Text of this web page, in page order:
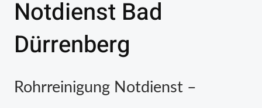
Notdienst Bad
Dürrenberg
Rohrreinigung Notdienst –